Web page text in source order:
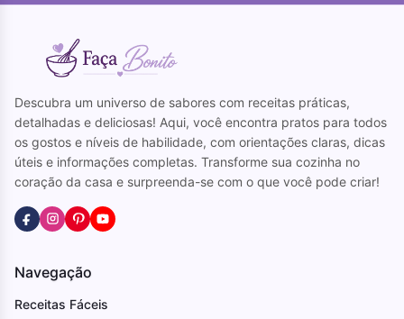
Descubra um universo de sabores com receitas práticas,
detalhadas e deliciosas! Aqui, você encontra pratos para todos
os gostos e níveis de habilidade, com orientações claras, dicas
úteis e informações completas. Transforme sua cozinha no
coração da casa e surpreenda-se com o que você pode criar!
Navegação
Receitas Fáceis